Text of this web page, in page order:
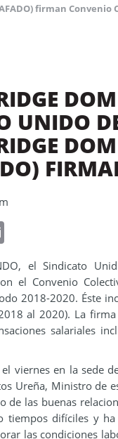
firman Convenio
UNIDO
el Sindicato
el Convenio
2018-2020. Éste
al 2020). La
salariales
viernes en la sede
Ureña, Ministro de
de las buenas
tiempos difíciles y
las condiciones